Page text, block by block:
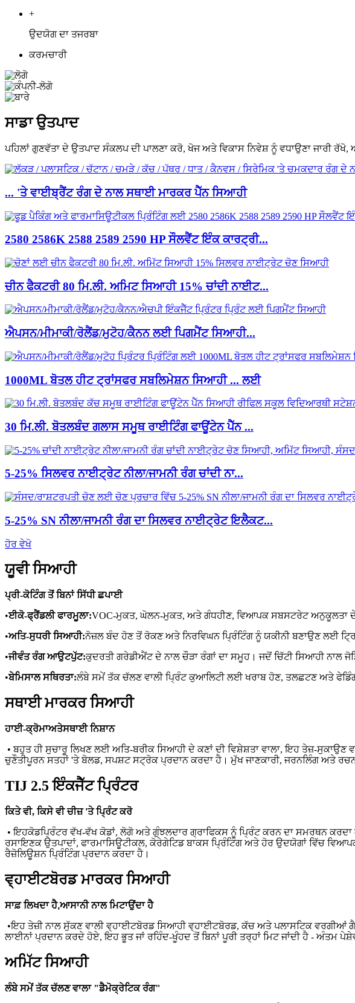
+
ਉਦਯੋਗ ਦਾ ਤਜਰਬਾ
ਕਰਮਚਾਰੀ
ਸਾਡਾ ਉਤਪਾਦ
ਪਹਿਲਾਂ ਗੁਣਵੱਤਾ ਦੇ ਉਤਪਾਦ ਸੰਕਲਪ ਦੀ ਪਾਲਣਾ ਕਰੋ, ਖੋਜ ਅਤੇ ਵਿਕਾਸ ਨਿਵੇਸ਼ ਨੂੰ ਵਧਾਉਣਾ ਜਾਰੀ
... 'ਤੇ ਵਾਈਬ੍ਰੈਂਟ ਰੰਗ ਦੇ ਨਾਲ ਸਥਾਈ ਮਾਰਕਰ ਪੈੱਨ ਸਿਆਹੀ
2580 2586K 2588 2589 2590 HP ਸੌਲਵੈਂਟ ਇੰਕ ਕਾਰਟ੍ਰੀ...
ਚੀਨ ਫੈਕਟਰੀ 80 ਮਿ.ਲੀ. ਅਮਿਟ ਸਿਆਹੀ 15% ਚਾਂਦੀ ਨਾਈਟ...
ਐਪਸਨ/ਮੀਮਾਕੀ/ਰੋਲੈਂਡ/ਮੁਟੋਹ/ਕੈਨਨ ਲਈ ਪਿਗਮੈਂਟ ਸਿਆਹੀ...
1000ML ਬੋਤਲ ਹੀਟ ਟ੍ਰਾਂਸਫਰ ਸਬਲਿਮੇਸ਼ਨ ਸਿਆਹੀ ... ਲਈ
30 ਮਿ.ਲੀ. ਬੋਤਲਬੰਦ ਗਲਾਸ ਸਮੂਥ ਰਾਈਟਿੰਗ ਫਾਊਂਟੇਨ ਪੈੱਨ ...
5-25% ਸਿਲਵਰ ਨਾਈਟ੍ਰੇਟ ਨੀਲਾ/ਜਾਮਨੀ ਰੰਗ ਚਾਂਦੀ ਨਾ...
5-25% SN ਨੀਲਾ/ਜਾਮਨੀ ਰੰਗ ਦਾ ਸਿਲਵਰ ਨਾਈਟ੍ਰੇਟ ਇਲੈਕਟ...
ਹੋਰ ਵੇਖੋ
ਯੂਵੀ ਸਿਆਹੀ
ਪ੍ਰੀ-ਕੋਟਿੰਗ ਤੋਂ ਬਿਨਾਂ ਸਿੱਧੀ ਛਪਾਈ
•ਈਕੋ-ਫ੍ਰੈਂਡਲੀ ਫਾਰਮੂਲਾ:VOC-ਮੁਕਤ, ਘੋਲਨ-ਮੁਕਤ, ਅਤੇ ਗੰਧਹੀਣ, ਵਿਆਪਕ ਸਬਸਟਰੇਟ ਅਨੁਕੂਲਤਾ ਦੇ
•ਅਤਿ-ਸੁਧਰੀ ਸਿਆਹੀ:ਨੋਜ਼ਲ ਬੰਦ ਹੋਣ ਤੋਂ ਰੋਕਣ ਅਤੇ ਨਿਰਵਿਘਨ ਪ੍ਰਿੰਟਿੰਗ ਨੂੰ ਯਕੀਨੀ ਬਣਾਉਣ ਲਈ
•ਜੀਵੰਤ ਰੰਗ ਆਉਟਪੁੱਟ:ਕੁਦਰਤੀ ਗਰੇਡੀਐਂਟ ਦੇ ਨਾਲ ਚੌੜਾ ਰੰਗਾਂ ਦਾ ਸਮੂਹ। ਜਦੋਂ ਚਿੱਟੀ ਸਿਆਹੀ ਨਾਲ
•ਬੇਮਿਸਾਲ ਸਥਿਰਤਾ:ਲੰਬੇ ਸਮੇਂ ਤੱਕ ਚੱਲਣ ਵਾਲੀ ਪ੍ਰਿੰਟ ਕੁਆਲਿਟੀ ਲਈ ਖਰਾਬ ਹੋਣ, ਤਲਛਟਣ ਅਤੇ
ਸਥਾਈ ਮਾਰਕਰ ਸਿਆਹੀ
ਹਾਈ-ਕ੍ਰੋਮਾਅਤੇਸਥਾਈ ਨਿਸ਼ਾਨ
• ਬਹੁਤ ਹੀ ਸੁਚਾਰੂ ਲਿਖਣ ਲਈ ਅਤਿ-ਬਰੀਕ ਸਿਆਹੀ ਦੇ ਕਣਾਂ ਦੀ ਵਿਸ਼ੇਸ਼ਤਾ ਵਾਲਾ, ਇਹ ਤੇਜ਼-
ਚੁਣੌਤੀਪੂਰਨ ਸਤਹਾਂ 'ਤੇ ਬੋਲਡ, ਸਪਸ਼ਟ ਸਟ੍ਰੋਕ ਪ੍ਰਦਾਨ ਕਰਦਾ ਹੈ। ਮੁੱਖ ਜਾਣਕਾਰੀ, ਜਰਨਲਿੰਗ ਅਤੇ
TIJ 2.5 ਇੰਕਜੈੱਟ ਪ੍ਰਿੰਟਰ
ਕਿਤੇ ਵੀ, ਕਿਸੇ ਵੀ ਚੀਜ਼ 'ਤੇ ਪ੍ਰਿੰਟ ਕਰੋ
• ਇਹਕੋਡਪ੍ਰਿੰਟਰ ਵੱਖ-ਵੱਖ ਕੋਡਾਂ, ਲੋਗੋ ਅਤੇ ਗੁੰਝਲਦਾਰ ਗ੍ਰਾਫਿਕਸ ਨੂੰ ਪ੍ਰਿੰਟ ਕਰਨ ਦਾ ਸਮਰਥਨ
ਰਸਾਇਣਕ ਉਤਪਾਦਾਂ, ਫਾਰਮਾਸਿਊਟੀਕਲ, ਕੋਰੇਗੇਟਿਡ ਬਾਕਸ ਪ੍ਰਿੰਟਿੰਗ ਅਤੇ ਹੋਰ ਉਦਯੋਗਾਂ ਵਿੱਚ
ਰੈਜ਼ੋਲਿਊਸ਼ਨ ਪ੍ਰਿੰਟਿੰਗ ਪ੍ਰਦਾਨ ਕਰਦਾ ਹੈ।
ਵ੍ਹਾਈਟਬੋਰਡ ਮਾਰਕਰ ਸਿਆਹੀ
ਸਾਫ਼ ਲਿਖਦਾ ਹੈ,ਆਸਾਨੀ ਨਾਲ ਮਿਟਾਉਂਦਾ ਹੈ
•ਇਹ ਤੇਜ਼ੀ ਨਾਲ ਸੁੱਕਣ ਵਾਲੀ ਵ੍ਹਾਈਟਬੋਰਡ ਸਿਆਹੀ ਵ੍ਹਾਈਟਬੋਰਡ, ਕੱਚ ਅਤੇ ਪਲਾਸਟਿਕ
ਲਾਈਨਾਂ ਪ੍ਰਦਾਨ ਕਰਦੇ ਹੋਏ, ਇਹ ਭੂਤ ਜਾਂ ਰਹਿੰਦ-ਖੂੰਹਦ ਤੋਂ ਬਿਨਾਂ ਪੂਰੀ ਤਰ੍ਹਾਂ ਮਿਟ ਜਾਂਦੀ ਹੈ - ਅੰਤਮ
ਅਮਿੱਟ ਸਿਆਹੀ
ਲੰਬੇ ਸਮੇਂ ਤੱਕ ਚੱਲਣ ਵਾਲਾ "ਡੈਮੋਕ੍ਰੇਟਿਕ ਰੰਗ"